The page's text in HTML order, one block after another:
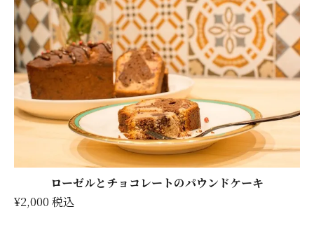
ローゼルとチョコレートのパウンドケーキ
¥2,000 税込